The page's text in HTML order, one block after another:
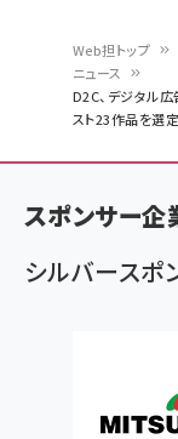
く
ず
Web担トップ
ニュース
D2C、デジタル広
スト23作品を選定
スポンサー企
シルバースポ